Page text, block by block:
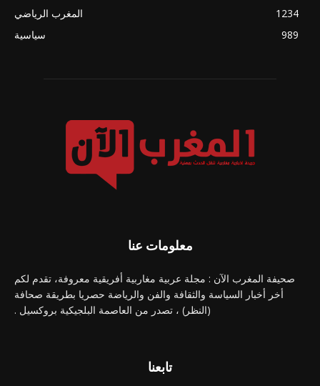
المغرب الرياضي
1234
سياسية
989
معلومات عنا
صحيفة المغرب الآن : مجلة عربية مغاربية أفريقية معروفة، تقدم لكم
أخر أخبار السياسة والثقافة والفن والرياضة حصريا بطريقة صحافة
(النظر) ، تصدر من العاصمة البلجيكية بروكسيل .
تابعنا